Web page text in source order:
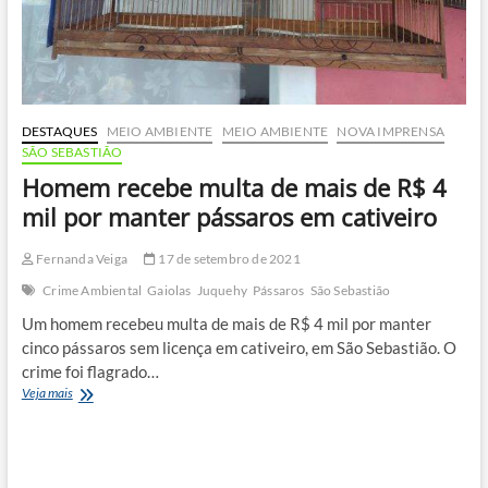
DESTAQUES MEIO AMBIENTE MEIO AMBIENTE NOVA IMPRENSA
SÃO SEBASTIÃO
Homem recebe multa de mais de R$ 4
mil por manter pássaros em cativeiro
Fernanda Veiga
17 de setembro de 2021
Crime Ambiental Gaiolas Juquehy Pássaros São Sebastião
Um homem recebeu multa de mais de R$ 4 mil por manter
cinco pássaros sem licença em cativeiro, em São Sebastião. O
crime foi flagrado…
Veja maisHomem